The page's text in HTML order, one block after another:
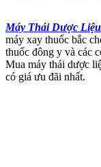
Máy Thái Dược
máy xay thuốc bắc
thuốc đông y và các
Mua máy thái dược
có giá ưu đãi nhất.